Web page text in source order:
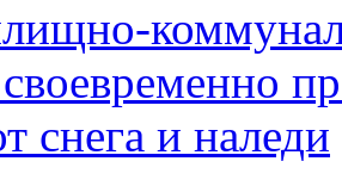
снега и наледи